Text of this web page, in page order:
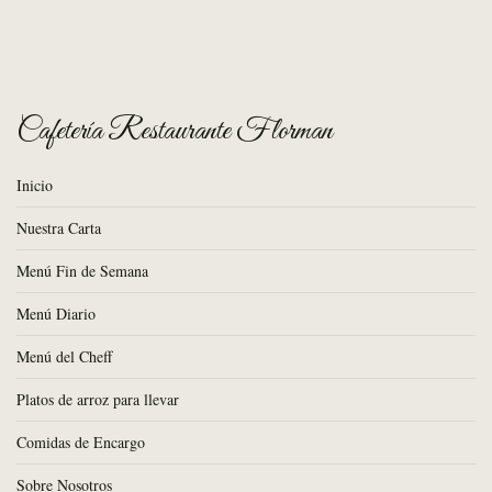
Cafetería Restaurante Florman
Inicio
Nuestra Carta
Menú Fin de Semana
Menú Diario
Menú del Cheff
Platos de arroz para llevar
Comidas de Encargo
Sobre Nosotros